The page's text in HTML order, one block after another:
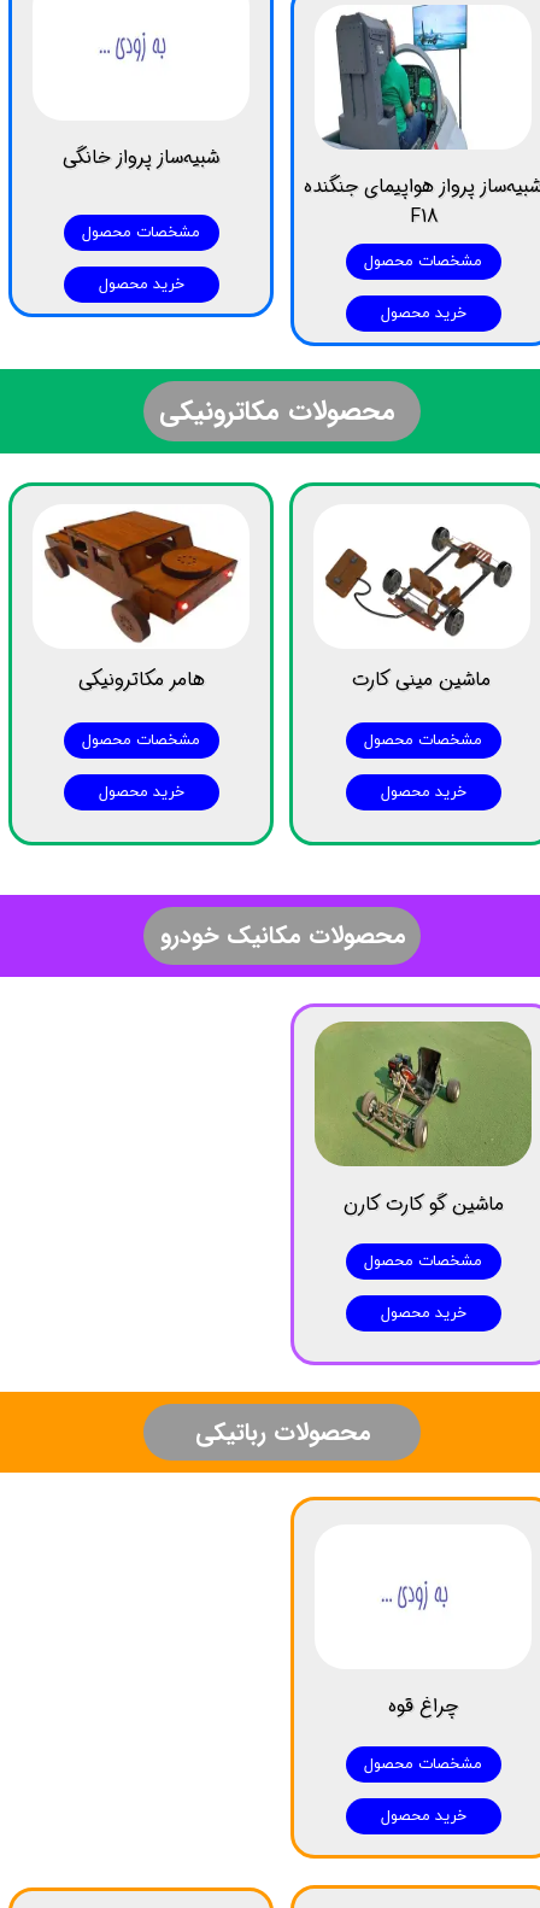
مشخصات محصول
پرواز هواپیمای جنگنده
F18
خرید محصول
مشخصات محصول
شبیه‌ساز پرواز خانگی
خرید محصول
مشخصات محصول
ماشین مینی کارت
خرید محصول
مشخصات محصول
هامر مکاترونیکی
خرید محصول
​محصولات مکاترونیکی
مشخصات محصول
ماشین گو کارت کارن
خرید محصول
​محصولات مکانیک خودرو
مشخصات محصول
چراغ قوه
خرید محصول
​محصولات رباتیکی